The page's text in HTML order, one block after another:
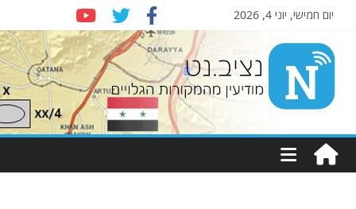
יום חמישי, יוני 4, 2026
Nziv.net
מודיעין
מהמקורות